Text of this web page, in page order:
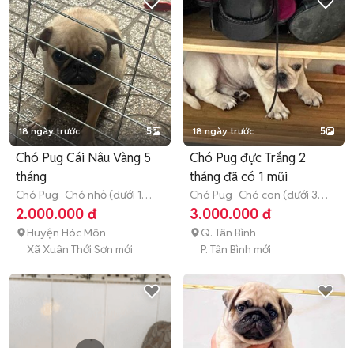
18 ngày trước 5
Chó Pug Cái Nâu Vàng 5
tháng
Chó Pug Chó nhỏ (dưới 1
năm tuổi)
2.000.000 đ
Huyện Hóc Môn
Xã Xuân Thới Sơn mới
18 ngày trước 5
Chó Pug đực Trắng 2
tháng đã có 1 mũi
Chó Pug Chó con (dưới 3
tháng tuổi)
3.000.000 đ
Q. Tân Bình
P. Tân Bình mới